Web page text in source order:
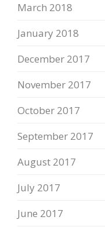
March 2018
January 2018
December 2017
November 2017
October 2017
September 2017
August 2017
July 2017
June 2017